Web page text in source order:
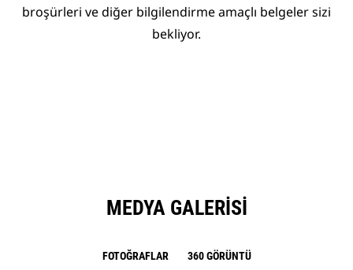
broşürleri ve diğer bilgilendirme amaçlı belgeler sizi
bekliyor.
MEDYA GALERISI
FOTOĞRAFLAR 360 GÖRÜNTÜ